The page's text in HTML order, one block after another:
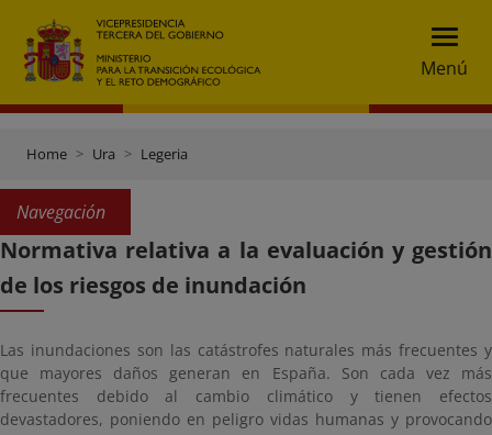
Menú
Home Ura Legeria
Navegación
Normativa relativa a la evaluación y gestión
de los riesgos de inundación
Las inundaciones son las catástrofes naturales más frecuentes y
que mayores daños generan en España. Son cada vez más
frecuentes debido al cambio climático y tienen efectos
devastadores, poniendo en peligro vidas humanas y provocando